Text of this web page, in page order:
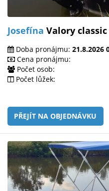
Josefína Valory classic
Doba pronájmu: 21.8.2026
Cena pronájmu:
Počet osob:
Počet lůžek:
PŘEJÍT NA OBJEDNÁVKU